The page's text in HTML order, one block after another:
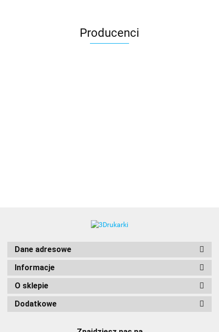
Producenci
Dane adresowe
Informacje
O sklepie
Dodatkowe